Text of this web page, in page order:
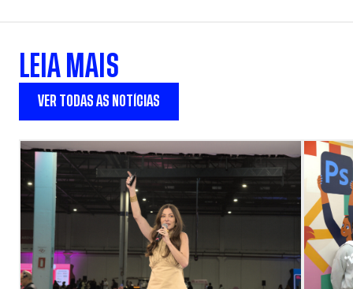
LEIA MAIS
VER TODAS AS NOTÍCIAS